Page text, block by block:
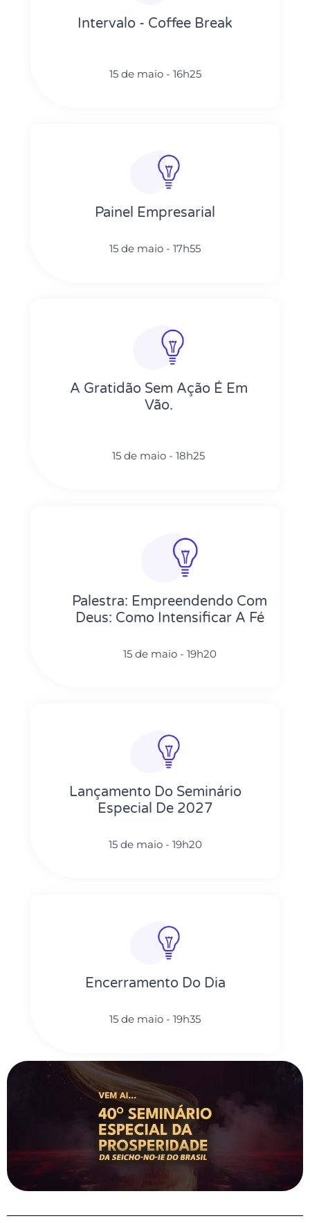
Intervalo - Coffee Break
15 de maio - 16h25
Painel Empresarial
15 de maio - 17h55
A Gratidão Sem Ação É Em
Vão.
15 de maio - 18h25
Palestra: Empreendendo Com
Deus: Como Intensificar A Fé
15 de maio - 19h20
Lançamento Do Seminário
Especial De 2027
15 de maio - 19h20
Encerramento Do Dia
15 de maio - 19h35